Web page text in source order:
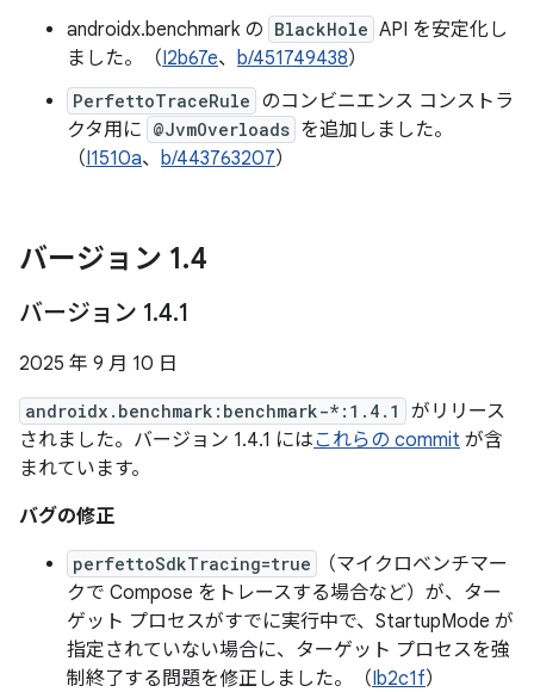
androidx.benchmark の BlackHole API を安定化し
ました。（I2b67e、 b/451749438）
PerfettoTraceRule のコンビニエンス コンストラ
クタ用に @JvmOverloads を追加しました。
（I1510a、 b/443763207）
バージョン 1.4
バージョン 1.4.1
2025 年 9 月 10 日
androidx.benchmark:benchmark-*:1.4.1
がリリース
されました。バージョン 1.4.1 にはこれらの commit が含
まれています。
バグの修正
perfettoSdkTracing=true
（マイクロベンチマー
クで Compose をトレースする場合など）が、ター
ゲット プロセスがすでに実行中で、StartupMode が
指定されていない場合に、ターゲット プロセスを強
制終了する問題を修正しました。（Ib2c1f）